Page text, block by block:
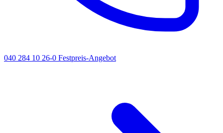
040 284 10 26-0 Festpreis-Angebot